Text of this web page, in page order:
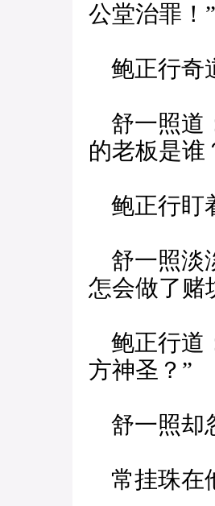
公堂治罪！”
鲍正行奇
舒一照道
的老板是谁
鲍正行盯
舒一照淡
怎会做了赌
鲍正行道
方神圣？”
舒一照却
常挂珠在